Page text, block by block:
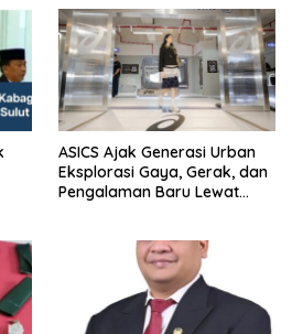
ASICS Ajak Generasi Urban
Eksplorasi Gaya, Gerak, dan
Pengalaman Baru Lewat